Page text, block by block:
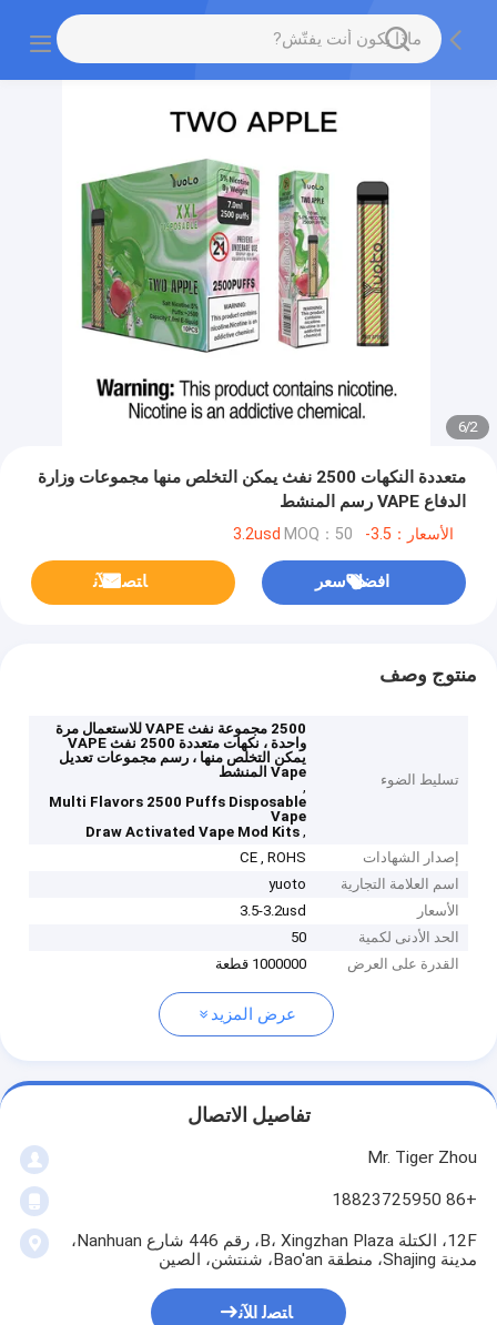
2
/
6
متعددة النكهات 2500 نفث يمكن التخلص منها مجموعات وزارة
الدفاع VAPE رسم المنشط
الأسعار：3.5-3.2usd MOQ：50
افضل سعر ﺎﺘﺼﻟ ﺍﻶﻧ
منتوج وصف
تسليط الضوء
2500 مجموعة نفث VAPE للاستعمال مرة
واحدة ، نكهات متعددة 2500 نفث VAPE
يمكن التخلص منها ، رسم مجموعات تعديل
Vape المنشط
,
Multi Flavors 2500 Puffs Disposable
Vape
,
Draw Activated Vape Mod Kits
إصدار الشهادات
CE , ROHS
اسم العلامة التجارية
yuoto
الأسعار
3.5-3.2usd
الحد الأدنى لكمية
50
القدرة على العرض
1000000 قطعة
عرض المزيد
تفاصيل الاتصال
Mr. Tiger Zhou
+86 18823725950
12F، الكتلة B، Xingzhan Plaza، رقم 446 شارع Nanhuan،
مدينة Shajing، منطقة Bao'an، شنتشن، الصين
ﺎﺘﺼﻟ ﺍﻶﻧ